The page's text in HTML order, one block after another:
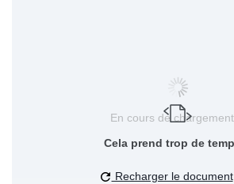
En cours de
Cela prend trop de
Recharger le document